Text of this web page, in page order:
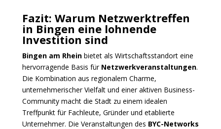
Fazit: Warum Netzwerktreffen
in Bingen eine lohnende
Investition sind
Bingen am Rheinbietet als Wirtschaftsstandort eine
hervorragende Basis für Netzwerkveranstaltungen.
Die Kombination aus regionalem Charme,
unternehmerischer Vielfalt und einer aktiven Business-
Community macht die Stadt zu einem idealen
Treffpunkt für Fachleute, Gründer und etablierte
Unternehmer. Die Veranstaltungen des BYC-Networks